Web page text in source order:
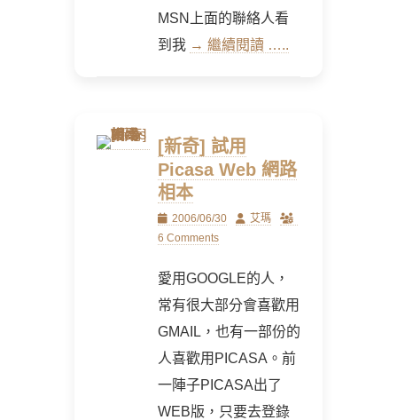
MSN上面的聯絡人看
到我 → 繼續閱讀 …..
[新奇] 試用
Picasa Web 網路
相本
Posted
on
2006/06/30 Author
艾瑪
6 Comments
愛用GOOGLE的人，
常有很大部分會喜歡用
GMAIL，也有一部份的
人喜歡用PICASA。前
一陣子PICASA出了
WEB版，只要去登錄